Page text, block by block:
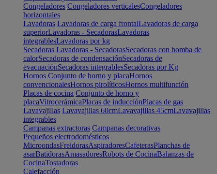
Congeladores Congeladores verticalesCongeladores
horizontales
Lavadoras Lavadoras de carga frontalLavadoras de carga
superiorLavadoras - SecadorasLavadoras
integrablesLavadoras por kg
Secadoras Lavadoras - SecadorasSecadoras con bomba de
calorSecadoras de condensaciónSecadoras de
evacuaciónSecadoras integrablesSecadoras por Kg
Hornos Conjunto de horno y placaHornos
convencionalesHornos pirolíticosHornos multifunción
Placas de cocina Conjunto de horno y
placaVitrocerámicaPlacas de inducciónPlacas de gas
Lavavajillas Lavavajillas 60cmLavavajillas 45cmLavavajillas
integrables
Campanas extractoras Campanas decorativas
Pequeños electrodomésticos
MicroondasFreidorasAspiradoresCafeterasPlanchas de
asarBatidorasAmasadoresRobots de CocinaBalanzas de
CocinaTostadoras
Calefacción